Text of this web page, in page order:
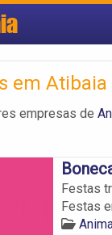
em Atibaia
empresas de
Festas
Festas